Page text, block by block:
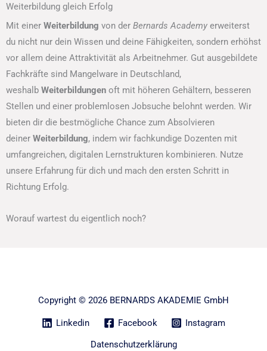
Weiterbildung gleich Erfolg
Mit einer Weiterbildung von der Bernards Academy erweiterst
du nicht nur dein Wissen und deine Fähigkeiten, sondern erhöhst
vor allem deine Attraktivität als Arbeitnehmer. Gut ausgebildete
Fachkräfte sind Mangelware in Deutschland,
weshalb Weiterbildungen oft mit höheren Gehältern, besseren
Stellen und einer problemlosen Jobsuche belohnt werden. Wir
bieten dir die bestmögliche Chance zum Absolvieren
deiner Weiterbildung, indem wir fachkundige Dozenten mit
umfangreichen, digitalen Lernstrukturen kombinieren. Nutze
unsere Erfahrung für dich und mach den ersten Schritt in
Richtung Erfolg.
Worauf wartest du eigentlich noch?
Copyright © 2026 BERNARDS AKADEMIE GmbH
Linkedin Facebook
Instagram
Datenschutzerklärung